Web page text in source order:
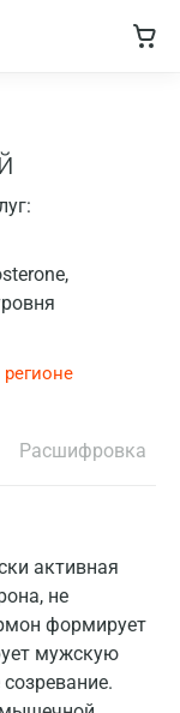
Расшифровка
активная
не
формирует
мужскую